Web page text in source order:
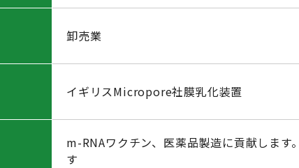
卸売業
イギリスMicropore社膜乳化装置
m-RNAワクチン、医薬品製造に貢献しま
す